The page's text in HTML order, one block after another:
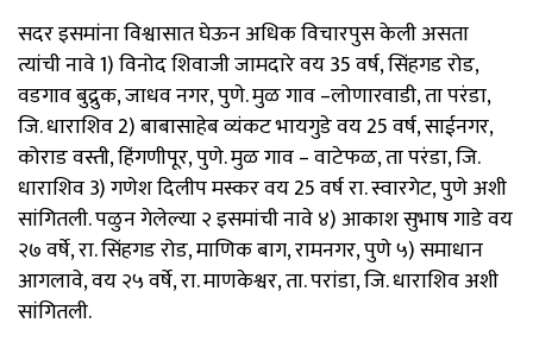
सदर इसमांना विश्वासात घेऊन अधिक विचारपुस केली असता
त्यांची नावे 1) विनोद शिवाजी जामदारे वय 35 वर्ष, सिंहगड रोड,
वडगाव बुद्रुक, जाधव नगर, पुणे. मुळ गाव –लोणारवाडी, ता परंडा,
जि. धाराशिव 2) बाबासाहेब व्यंकट भायगुडे वय 25 वर्ष, साईनगर,
कोराड वस्ती, हिंगणीपूर, पुणे. मुळ गाव – वाटेफळ, ता परंडा, जि.
धाराशिव 3) गणेश दिलीप मस्कर वय 25 वर्ष रा. स्वारगेट, पुणे अशी
सांगितली. पळुन गेलेल्या २ इसमांची नावे ४) आकाश सुभाष गाडे वय
२७ वर्षे, रा. सिंहगड रोड, माणिक बाग, रामनगर, पुणे ५) समाधान
आगलावे, वय २५ वर्षे, रा. माणकेश्वर, ता. परांडा, जि. धाराशिव अशी
सांगितली.